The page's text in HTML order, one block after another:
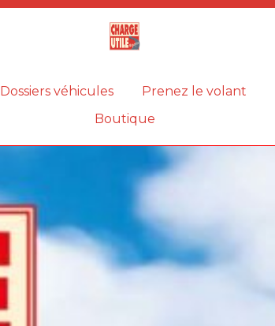
Dossiers véhicules Prenez le volant
Boutique